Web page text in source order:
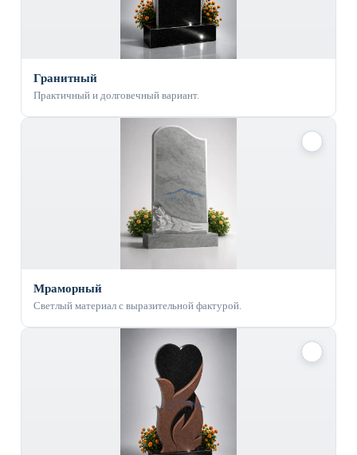
Гранитный
Практичный и долговечный вариант.
Мраморный
Светлый материал с выразительной фактурой.